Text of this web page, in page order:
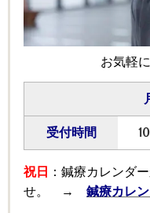
お気軽
受付時間
祝日
：鍼療カレンダ
せ。 → 鍼療カレ